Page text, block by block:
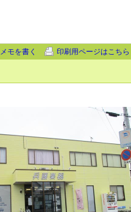
メモを書く 印刷用ページはこちら